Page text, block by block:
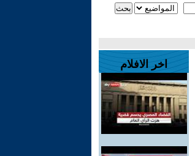
اخر الافلام